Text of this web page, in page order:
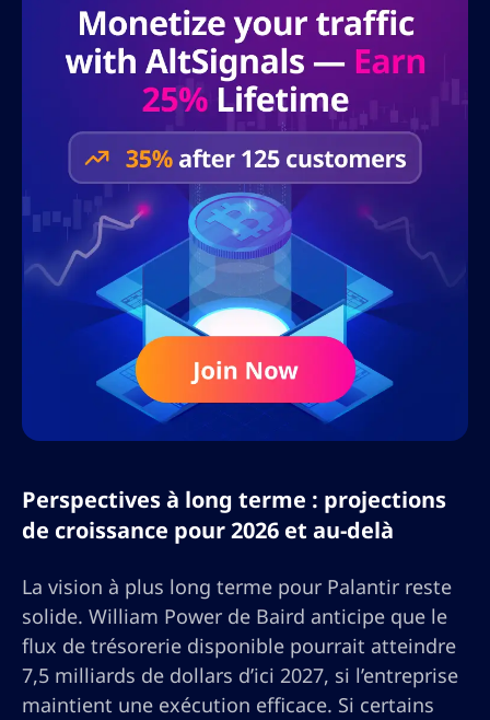
Perspectives à long terme : projections
de croissance pour 2026 et au-delà
La vision à plus long terme pour Palantir reste
solide. William Power de Baird anticipe que le
flux de trésorerie disponible pourrait atteindre
7,5 milliards de dollars d’ici 2027, si l’entreprise
maintient une exécution efficace. Si certains